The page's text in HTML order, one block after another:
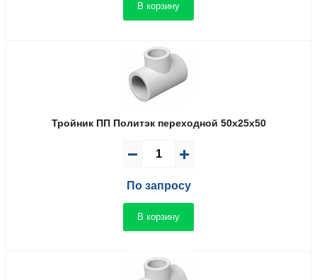
В корзину
Тройник ПП Политэк переходной 50x25x50
По запросу
В корзину